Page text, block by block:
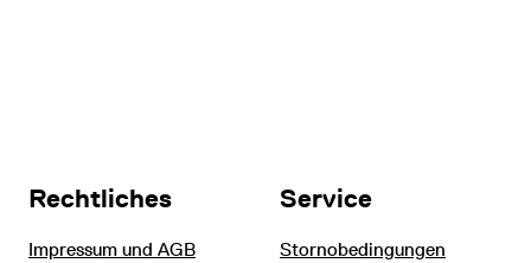
Rechtliches
Impressum und AGB
Service
Stornobedingungen